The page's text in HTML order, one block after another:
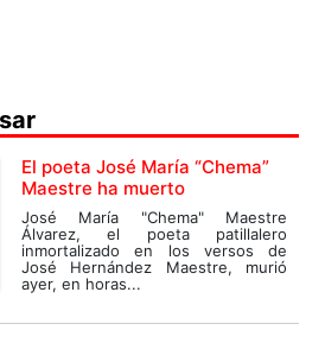
El poeta José María “Chema”
Maestre ha muerto
José María "Chema" Maestre
Álvarez, el poeta patillalero
inmortalizado en los versos de
José Hernández Maestre, murió
ayer, en horas...